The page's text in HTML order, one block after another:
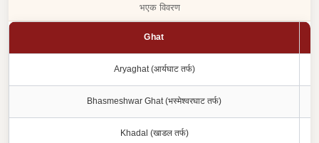
भएक विवरण
Ghat
Aryaghat (आर्यघाट तर्फ)
Bhasmeshwar Ghat (भस्मेश्वरघाट तर्फ)
Khadal (खाडल तर्फ)